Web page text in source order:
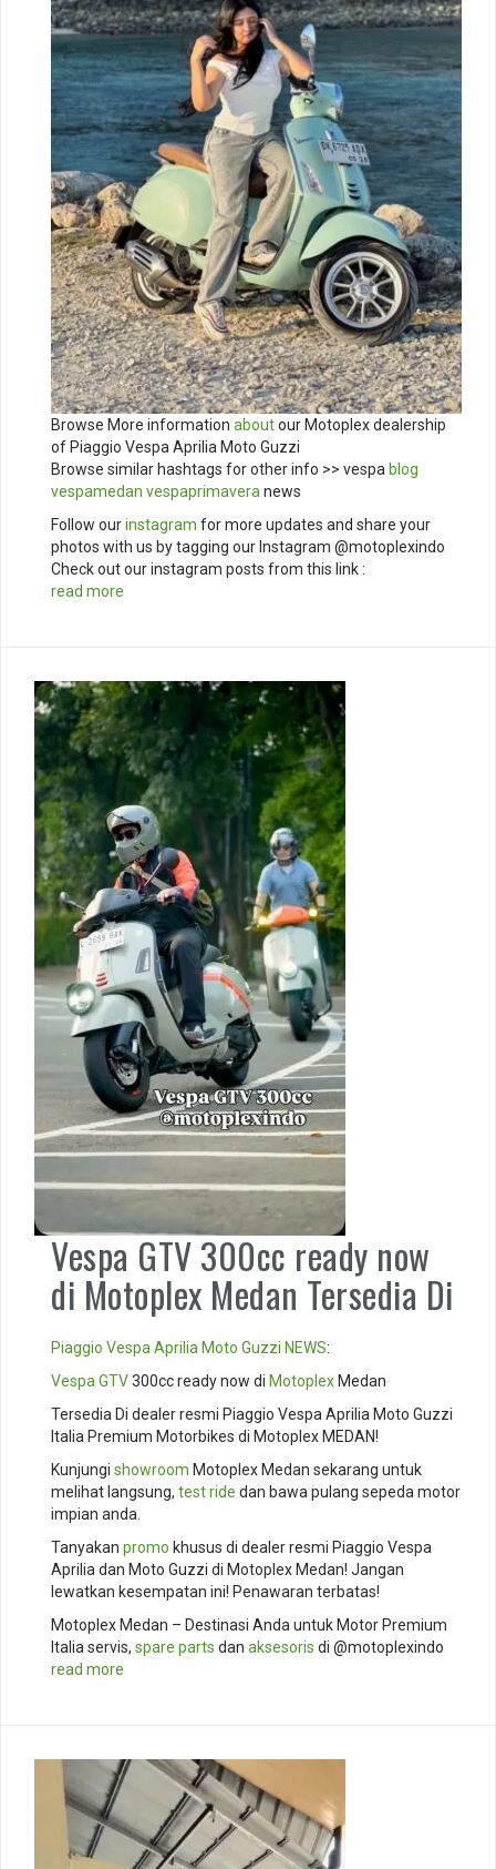
Browse More information aboutour Motoplex dealership
of Piaggio Vespa Aprilia Moto Guzzi
Browse similar hashtags for other info >> vespa blog
vespamedan vespaprimavera news
Follow ourinstagram for more updates and share your
photos with us by tagging our Instagram @motoplexindo
Check out our instagram posts from this link :
read more
Vespa GTV 300cc ready now
di Motoplex Medan Tersedia Di
Piaggio Vespa Aprilia Moto Guzzi NEWS:
Vespa GTV300cc ready now di Motoplex Medan
Tersedia Di dealer resmi Piaggio Vespa Aprilia Moto Guzzi
Italia Premium Motorbikes di Motoplex MEDAN!
Kunjungi showroom Motoplex Medan sekarang untuk
melihat langsung, test ride dan bawa pulang sepeda motor
impian anda.
Tanyakan promo khusus di dealer resmi Piaggio Vespa
Aprilia dan Moto Guzzi di Motoplex Medan! Jangan
lewatkan kesempatan ini! Penawaran terbatas!
Motoplex Medan – Destinasi Anda untuk Motor Premium
Italia servis, spare parts dan aksesoris di @motoplexindo
read more